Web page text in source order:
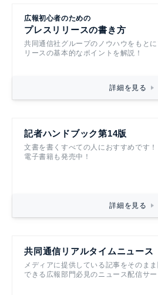
広報初心者のための
プレスリリースの書き方
共同通信社グループのノウハウをもとに
リースの基本的なポイントを解説！
詳細を見る
記者ハンドブック第14版
文書を書くすべての人におすすめです！
電子書籍も発売中！
詳細を見る
共同通信リアルタイムニュース
メディアに提供している記事をそのまま
できる広報部門必見のニュース配信サー